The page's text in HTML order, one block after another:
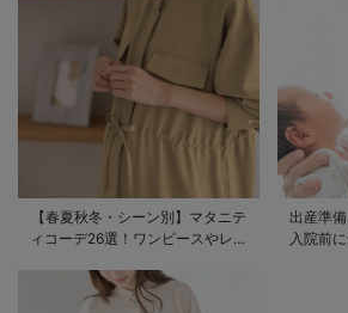
【春夏秋冬・シーン別】マタニテ
ィコーデ26選！ワンピースやレギ
出産準
入院前